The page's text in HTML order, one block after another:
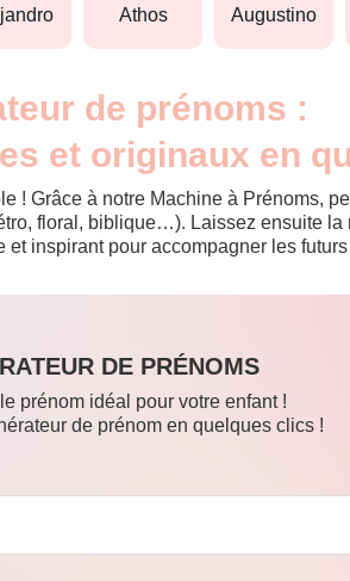
athos augustino
de prénoms :
et originaux en
! Grâce à notre Machine à Prénoms,
floral, biblique…). Laissez ensuite la
inspirant pour accompagner les
DE PRÉNOMS
prénom idéal pour votre enfant !
de prénom en quelques clics !